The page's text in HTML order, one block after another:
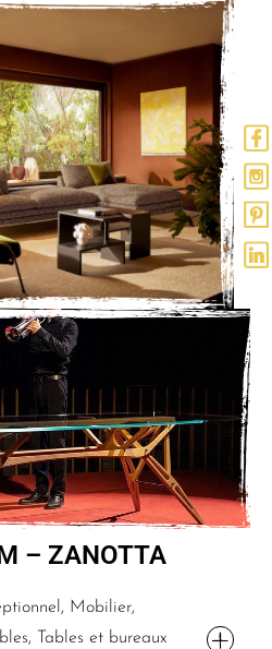
– ZANOTTA
Mobilier,
Tables et bureaux